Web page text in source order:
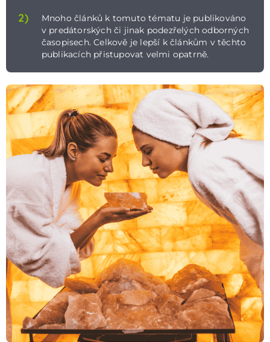
2)
Mnoho článků k tomuto tématu je publikováno
v predátorských či jinak podezřelých odborných
časopisech. Celkově je lepší k článkům v těchto
publikacích přistupovat velmi opatrně.